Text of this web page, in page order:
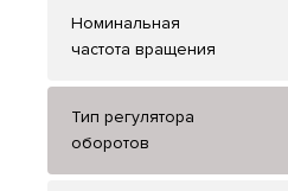
Номинальная
частота вращения
Тип регулятора
оборотов